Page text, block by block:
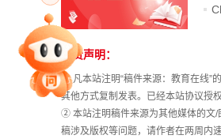
专家指导课
院校排行
站
长
统
计
免责声明：
① 凡本站注明“稿件来源：教育在线”
其他方式复制发表。已经本站协议授
② 本站注明稿件来源为其他媒体的文/
稿涉及版权等问题，请作者在两周内